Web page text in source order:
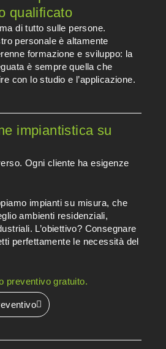
qualificato
di tutto sulle persone.
personale è altamente
formazione e sviluppo: la
è sempre quella che
con lo studio e l’applicazione.
impiantistica su
Ogni cliente ha esigenze
impianti su misura, che
ambienti residenziali,
L’obiettivo? Consegnare
perfettamente le necessità del
preventivo gratuito.